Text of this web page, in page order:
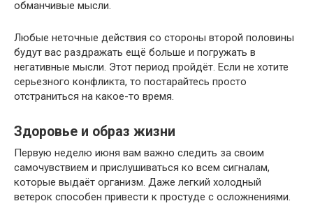
обманчивые мысли.
Любые неточные действия со стороны второй половины
будут вас раздражать ещё больше и погружать в
негативные мысли. Этот период пройдёт. Если не хотите
серьезного конфликта, то постарайтесь просто
отстраниться на какое-то время.
Здоровье и образ жизни
Первую неделю июня вам важно следить за своим
самочувствием и прислушиваться ко всем сигналам,
которые выдаёт организм. Даже легкий холодный
ветерок способен привести к простуде с осложнениями.